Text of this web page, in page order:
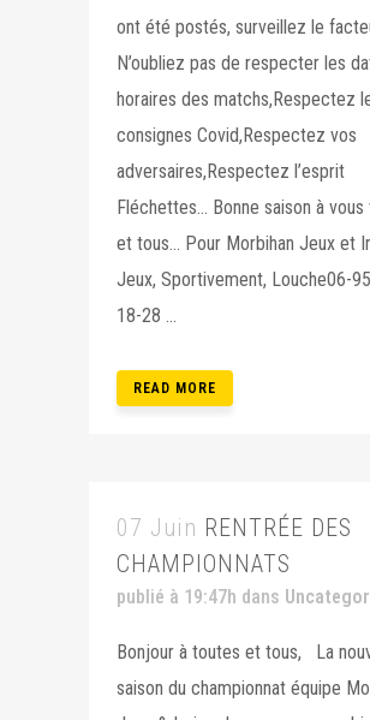
ont été postés, surveillez le
N’oubliez pas de respecter les
horaires des matchs,Respectez
consignes Covid,Respectez vos
adversaires,Respectez l’esprit
Fléchettes… Bonne saison à vous
et tous… Pour Morbihan Jeux et
Jeux, Sportivement, Louche06-
18-28 ...
READ MORE
07 Juin RENTRÉE DES
CHAMPIONNATS
publié à 19:47h dans
Bonjour à toutes et tous, La
saison du championnat équipe